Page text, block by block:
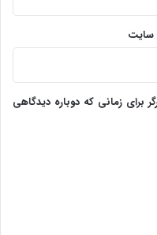
برای زمانی که دوباره دیدگاهی